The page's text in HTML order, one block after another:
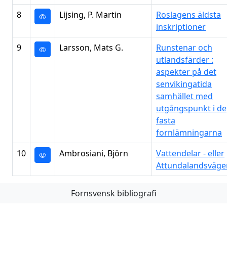
8 Lijsing, P. Martin
Roslagens äldsta
inskriptioner
9
Larsson, Mats G.
Runstenar och
utlandsfärder :
aspekter på det
senvikingatida
samhället med
utgångspunkt i de
fasta
fornlämningarna
10
Ambrosiani, Björn
Vattendelar - eller
Föregående Nästa
Fornsvensk bibliografi